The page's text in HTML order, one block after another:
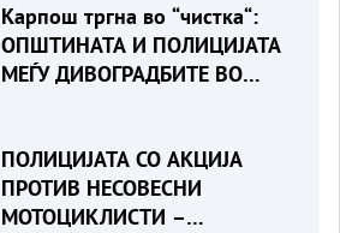
Карпош тргна во “чистка“:
ОПШТИНАТА И ПОЛИЦИЈАТА
МЕЃУ ДИВОГРАДБИТЕ ВО
ПОЛИЦИЈАТА СО АКЦИЈА
ПРОТИВ НЕСОВЕСНИ
МОТОЦИКЛИСТИ –